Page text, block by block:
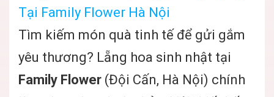
Tại Family Flower Hà Nội
Tìm kiếm món quà tinh tế để gửi gắm
yêu thương? Lẵng hoa sinh nhật tại
Family Flower (Đội Cấn, Hà Nội) chính